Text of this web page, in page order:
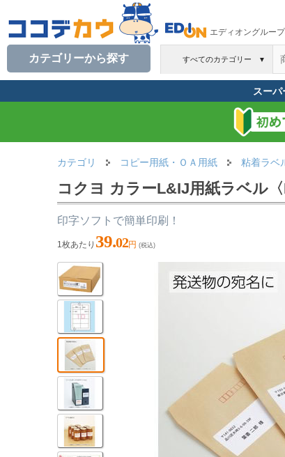
エディオングルー
すべてのカテゴリー ▼
カテゴリーから探す
スー
カテゴリ コピー用紙・ＯＡ用紙 粘着ラベ
コクヨ カラーL&IJ用紙ラベル
印字ソフトで簡単印刷！
1枚あたり 39.02円 (税込)